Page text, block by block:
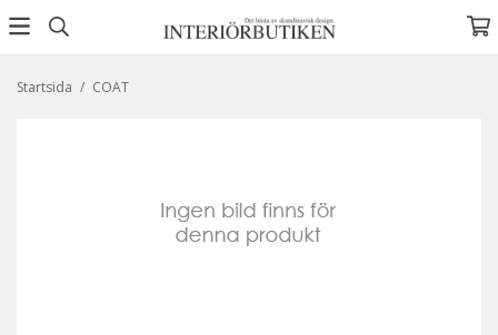
Startsida / COAT